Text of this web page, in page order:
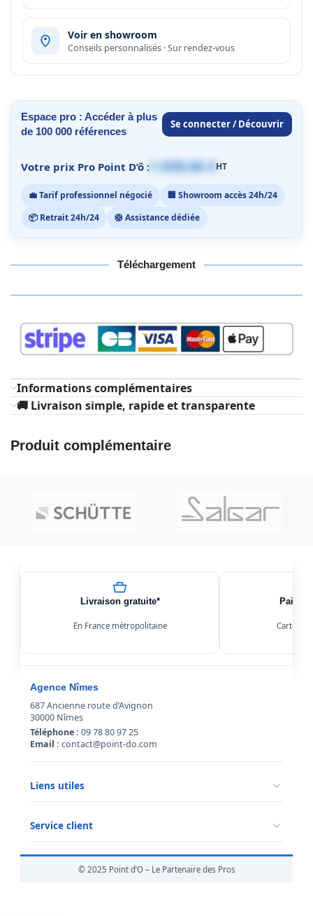
Voir en showroom
Conseils personnalisés · Sur rendez-vous
Espace pro : Accéder à plus
de 100 000 références
Se connecter / Découvrir
Votre prix Pro Point D’ô : 1 059,00 €HT
💼 Tarif professionnel négocié
🏢 Showroom accès 24h/24
📦 Retrait 24h/24
🛟 Assistance dédiée
Téléchargement
Informations complémentaires
🚚 Livraison simple, rapide et transparente
Produit complémentaire
Livraison gratuite*
En France métropolitaine Carte,
Agence Nîmes
687 Ancienne route d’Avignon
30000 Nîmes
Téléphone : 09 78 80 97 25
Email : contact@point-do.com
Liens utiles
Conditions générales de vente
Mentions légales
Service client
Informations livraison© 2025 Point d’O – Le Partenaire des Pros